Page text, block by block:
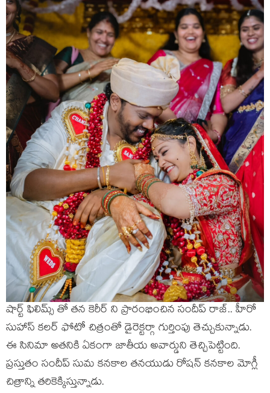
షార్ట్ ఫిలిమ్స్ తో తన కెరీర్ ని ప్రారంభించిన సందీప్ రాజ్.. హీరో
సుహాస్ కలర్ ఫోటో చిత్రంతో డైరెక్టర్గా గుర్తింపు తెచ్చుకున్నాడు.
ఈ సినిమా అతనికి ఏకంగా జాతీయ అవార్డుని తెచ్చిపెట్టింది.
ప్రస్తుతం సందీప్ సుమ కనకాల తనయుడు రోషన్ కనకాల మోగ్లీ
చిత్రాన్ని తరికెక్కిస్తున్నాడు.